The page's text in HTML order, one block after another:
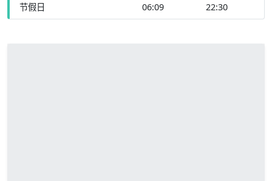
节假日 06:09 22:30